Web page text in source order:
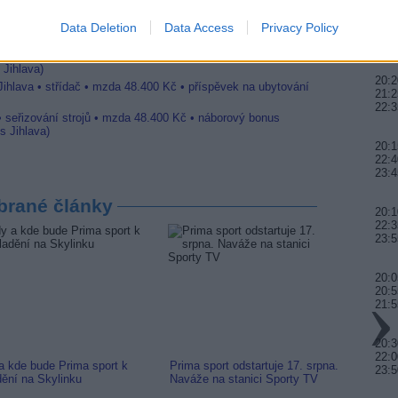
Data Deletion Data Access Privacy Policy
okres Jihlava)
montážní dělník • mzda 44.700 Kč • týdenní zálohy na
Jihlava)
• střídač • mzda 48.400 Kč • příspěvek na ubytování
seřizování strojů • mzda 48.400 Kč • náborový bonus
Jihlava)
články
kde bude Prima sport k
na Skylinku
Prima sport odstartuje 17. srpna.
Naváže na stanici Sporty TV